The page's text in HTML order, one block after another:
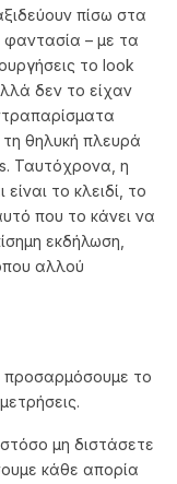
πίσω στα
φαντασία – με τα
το look
δεν το είχαν
θηλυκή πλευρά
Ταυτόχρονα, η
το κλειδί, το
που το κάνει να
εκδήλωση,
αλλού
προσαρμόσουμε το
μη διστάσετε
κάθε απορία